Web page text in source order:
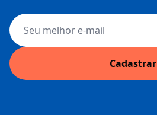
Cadastrar